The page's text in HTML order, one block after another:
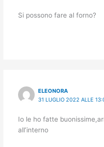
Si possono fare al forno?
ELEONORA
31 LUGLIO 2022 ALLE
Io le ho fatte
all’interno